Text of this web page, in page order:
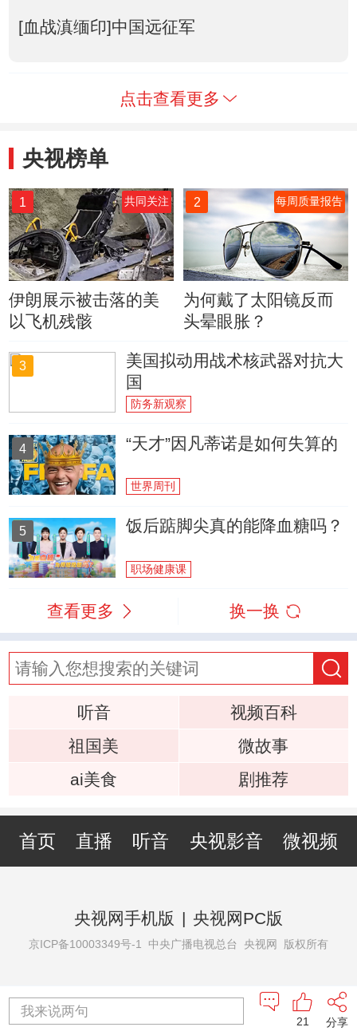
[血战滇缅印]中国远征军
点击查看更多
央视榜单
1 共同关注
伊朗展示被击落的美
以飞机残骸
2 每周质量报告
为何戴了太阳镜反而
头晕眼胀？
3
美国拟动用战术核武器对抗大
国
防务新观察
4 “天才”因凡蒂诺是如何失算的
世界周刊
5 饭后踮脚尖真的能降血糖吗？
职场健康课
查看更多 换一换
听音
视频百科
祖国美
微故事
ai美食
剧推荐
首页 直播 听音 央视影音 微视频
央视网手机版 | 央视网PC版
京ICP备10003349号-1 中央广播电视总台 央视网 版权所有
我来说两句
分享
21